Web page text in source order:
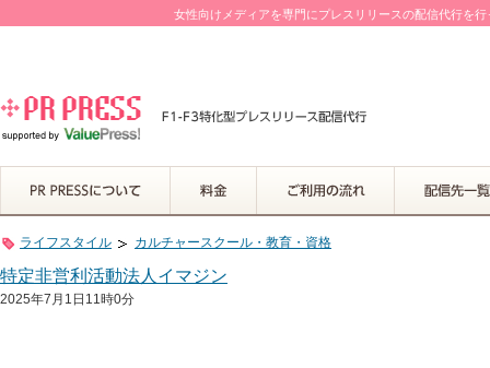
女性向けメディアを専門にプレスリリースの配信代行を
ライフスタイル カルチャースクール・教育・資格
特定非営利活動法人イマジン
2025年7月1日11時0分